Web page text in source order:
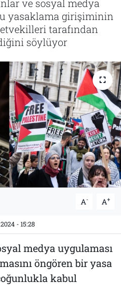
ve sosyal medya
yasaklama girişiminin
tarafından
söylüyor
A- A+
- 15:28
medya uygulaması
öngören bir yasa
kabul